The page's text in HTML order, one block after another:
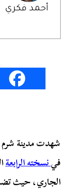
أحمد فكري
شهدت مدينة شرم
فينسخته الرابعة
الجاري، حيث